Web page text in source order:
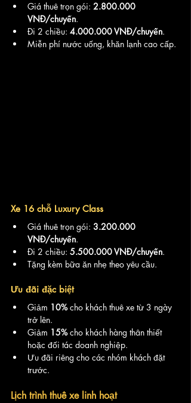
Giá thuê trọn gói: 2.800.000
VNĐ/chuyến.
Đi 2 chiều: 4.000.000 VNĐ/chuyến.
Miễn phí nước uống, khăn lạnh cao cấp.
Xe 16 chỗ Luxury Class
Giá thuê trọn gói: 3.200.000
VNĐ/chuyến.
Đi 2 chiều: 5.500.000 VNĐ/chuyến.
Tặng kèm bữa ăn nhẹ theo yêu cầu.
Ưu đãi đặc biệt
Giảm 10% cho khách thuê xe từ 3 ngày
trở lên.
Giảm 15% cho khách hàng thân thiết
hoặc đối tác doanh nghiệp.
Ưu đãi riêng cho các nhóm khách đặt
trước.
Lịch trình thuê xe linh hoạt